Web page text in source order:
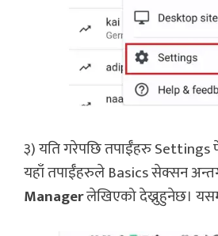
३) यति गरेपछि तपाईँहरु Settings
यहाँ तपाईँहरुले Basics सेक्सन
Managerलेखिएको देख्नुहुनेछ।